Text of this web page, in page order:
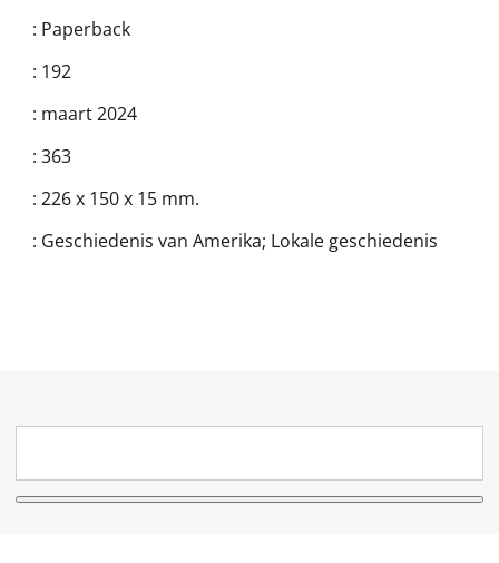
: Paperback
: 192
: maart 2024
: 363
: 226 x 150 x 15 mm.
: Geschiedenis van Amerika; Lokale geschiedenis